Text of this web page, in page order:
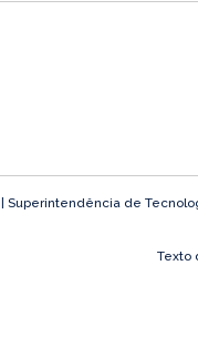
| Superintendência de
Texto